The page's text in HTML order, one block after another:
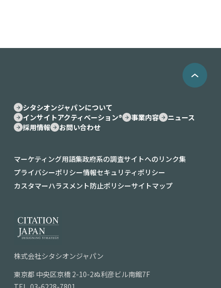
シタシオンジャパンについて
インサイトアクティベーション®︎
事業内容
ニュース
採用情報
お問い合わせ
マーケティング用語集政府系の調査サイトへのリンク集
プライバシーポリシー情報セキュリティポリシー
カスタマーハラスメント防止ポリシーサイトマップ
株式会社シタシオンジャパン
東京都 中央区京橋 2-10-2ぬ利彦ビル南館7F